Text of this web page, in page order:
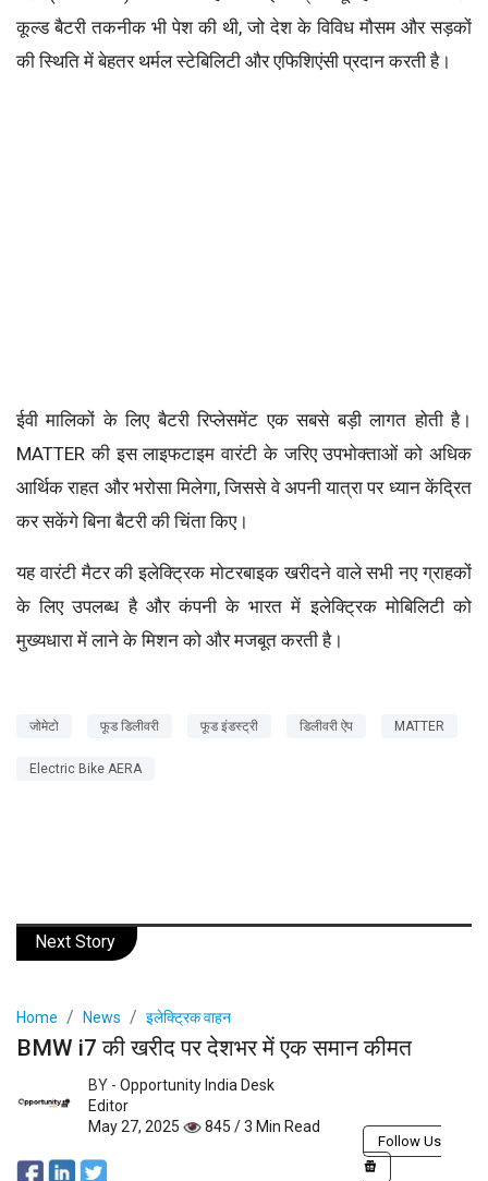
कूल्ड बैटरी तकनीक भी पेश की थी, जो देश के विविध मौसम और सड़कों
की स्थिति में बेहतर थर्मल स्टेबिलिटी और एफिशिएंसी प्रदान करती है।
ईवी मालिकों के लिए बैटरी रिप्लेसमेंट एक सबसे बड़ी लागत होती है।
MATTER की इस लाइफटाइम वारंटी के जरिए उपभोक्ताओं को अधिक
आर्थिक राहत और भरोसा मिलेगा, जिससे वे अपनी यात्रा पर ध्यान केंद्रित
कर सकेंगे बिना बैटरी की चिंता किए।
यह वारंटी मैटर की इलेक्ट्रिक मोटरबाइक खरीदने वाले सभी नए ग्राहकों
के लिए उपलब्ध है और कंपनी के भारत में इलेक्ट्रिक मोबिलिटी को
मुख्यधारा में लाने के मिशन को और मजबूत करती है।
जोमेटो फूड डिलीवरी फूड इंडस्ट्री डिलीवरी ऐप MATTER
Electric Bike AERA
Next Story
Home News इलेक्ट्रिक वाहन
BMW i7 की खरीद पर देशभर में एक समान कीमत
BY - Opportunity India Desk
Editor
May 27, 2025
845 / 3 Min Read
Follow Us